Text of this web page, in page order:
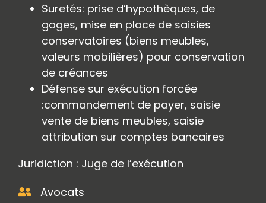
Suretés: prise d’hypothèques, de
gages, mise en place de saisies
conservatoires (biens meubles,
valeurs mobilières) pour conservation
de créances
Défense sur exécution forcée
:commandement de payer, saisie
vente de biens meubles, saisie
attribution sur comptes bancaires
Juridiction : Juge de l’exécution
Avocats